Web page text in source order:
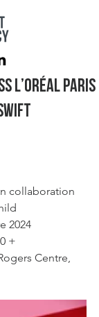
L’Oréal Paris
collaboration
2024
+
Centre,